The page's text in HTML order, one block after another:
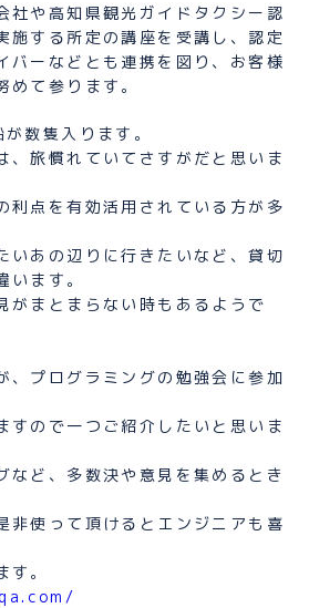
社や高知県観光ガイドタクシー認
施する所定の講座を受講し、認定
バーなどとも連携を図り、お客様
めて参ります。
数隻入ります。
、旅慣れていてさすがだと思いま
利点を有効活用されている方が多
いあの辺りに行きたいなど、貸切
います。
がまとまらない時もあるようで
、プログラミングの勉強会に参加
すので一つご紹介したいと思いま
など、多数決や意見を集めるとき
非使って頂けるとエンジニアも喜
。